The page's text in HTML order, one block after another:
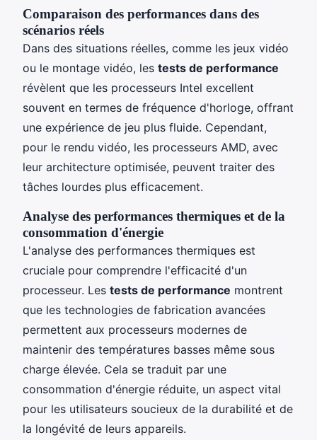
Comparaison des performances dans des
scénarios réels
Dans des situations réelles, comme les jeux vidéo
ou le montage vidéo, les tests de performance
révèlent que les processeurs Intel excellent
souvent en termes de fréquence d'horloge, offrant
une expérience de jeu plus fluide. Cependant,
pour le rendu vidéo, les processeurs AMD, avec
leur architecture optimisée, peuvent traiter des
tâches lourdes plus efficacement.
Analyse des performances thermiques et de la
consommation d'énergie
L'analyse des performances thermiques est
cruciale pour comprendre l'efficacité d'un
processeur. Les tests de performance montrent
que les technologies de fabrication avancées
permettent aux processeurs modernes de
maintenir des températures basses même sous
charge élevée. Cela se traduit par une
consommation d'énergie réduite, un aspect vital
pour les utilisateurs soucieux de la durabilité et de
la longévité de leurs appareils.